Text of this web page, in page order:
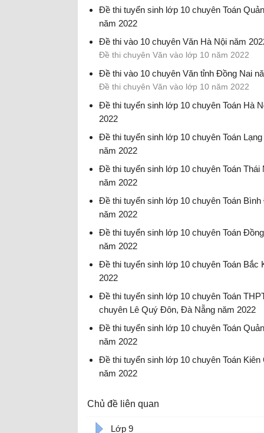
Đề thi tuyển sinh lớp 10 chuyên Toán
năm 2022
Đề thi tuyển sinh lớp 10 chuyên Toán Quảng
năm 2022
Đề thi vào 10 chuyên Văn Hà Nội năm
Đề thi chuyên Văn vào lớp 10 năm 2022
Đề thi vào 10 chuyên Văn tỉnh Đồng Nai
Đề thi chuyên Văn vào lớp 10 năm 2022
Đề thi tuyển sinh lớp 10 chuyên Toán Hà
2022
Đề thi tuyển sinh lớp 10 chuyên Toán Hà Nội
2022
Đề thi tuyển sinh lớp 10 chuyên Toán
năm 2022
Đề thi tuyển sinh lớp 10 chuyên Toán Lạng
2022
Đề thi tuyển sinh lớp 10 chuyên Toán Thái
năm 2022
Đề thi vào 10 chuyên Toán Thái Nguyên
Đề thi tuyển sinh lớp 10 chuyên Toán Bình
năm 2022
Đề thi vào 10 chuyên Toán Bình Định năm
Đề thi tuyển sinh lớp 10 chuyên Toán
năm 2022
Đề thi vào 10 chuyên Toán Đồng Nai năm
Đề thi tuyển sinh lớp 10 chuyên Toán Bắc
2022
Đề thi vào 10 chuyên Toán Bắc Kạn năm
Đề thi tuyển sinh lớp 10 chuyên Toán
chuyên Lê Quý Đôn, Đà Nẵng năm 2022
Đề thi vào 10 chuyên Toán Đà Nẵng năm
Đề thi tuyển sinh lớp 10 chuyên Toán
năm 2022
Đề thi vào 10 chuyên Toán Quảng Nam năm
Đề thi tuyển sinh lớp 10 chuyên Toán Kiên
năm 2022
Chủ đề liên quan
Lớp 9